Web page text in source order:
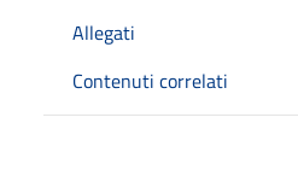
Allegati
Contenuti correlati